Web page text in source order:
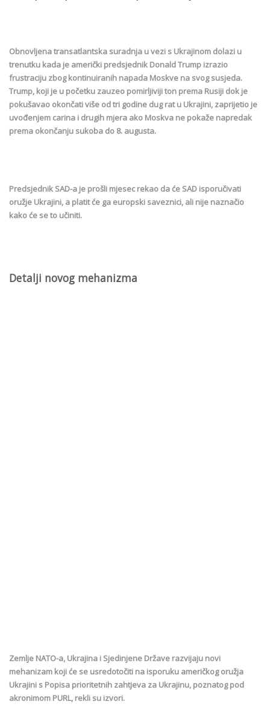
Obnovljena transatlantska suradnja u vezi s Ukrajinom dolazi u
trenutku kada je američki predsjednik Donald Trump izrazio
frustraciju zbog kontinuiranih napada Moskve na svog susjeda.
Trump, koji je u početku zauzeo pomirljiviji ton prema Rusiji dok je
pokušavao okončati više od tri godine dug rat u Ukrajini, zaprijetio je
uvođenjem carina i drugih mjera ako Moskva ne pokaže napredak
prema okončanju sukoba do 8. augusta.
Predsjednik SAD-a je prošli mjesec rekao da će SAD isporučivati
oružje Ukrajini, a platit će ga europski saveznici, ali nije naznačio
kako će se to učiniti.
Detalji novog mehanizma
Zemlje NATO-a, Ukrajina i Sjedinjene Države razvijaju novi
mehanizam koji će se usredotočiti na isporuku američkog oružja
Ukrajini s Popisa prioritetnih zahtjeva za Ukrajinu, poznatog pod
akronimom PURL, rekli su izvori.